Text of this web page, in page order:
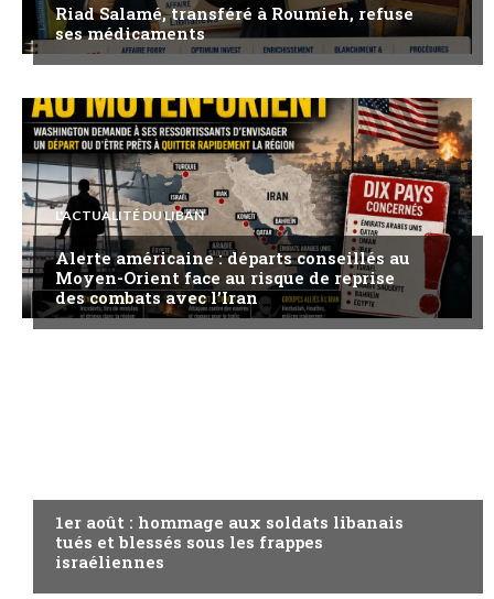
Riad Salamé, transféré à Roumieh, refuse
ses médicaments
L'ACTUALITÉ DU LIBAN
Alerte américaine : départs conseillés au
Moyen-Orient face au risque de reprise
des combats avec l’Iran
1er août : hommage aux soldats libanais
tués et blessés sous les frappes
israéliennes